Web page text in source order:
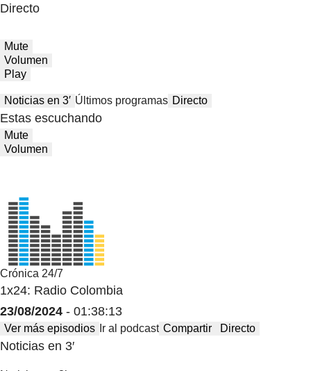
Directo
Mute
Volumen
Play
Noticias en 3′ Últimos programas Directo
Estas escuchando
Mute
Volumen
Crónica 24/7
1x24: Radio Colombia
23/08/2024 - 01:38:13
Ver más episodios Ir al podcast Compartir Directo
Noticias en 3′